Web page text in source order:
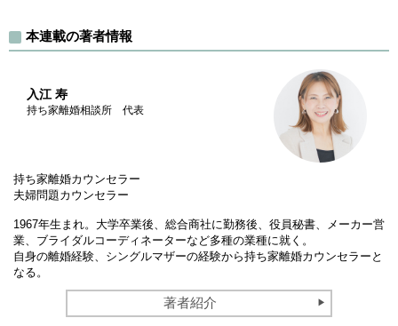
本連載の著者情報
入江 寿
持ち家離婚相談所 代表
持ち家離婚カウンセラー
夫婦問題カウンセラー
1967年生まれ。大学卒業後、総合商社に勤務後、役員秘書、メーカー営
業、ブライダルコーディネーターなど多種の業種に就く。
自身の離婚経験、シングルマザーの経験から持ち家離婚カウンセラーと
なる。
著者紹介